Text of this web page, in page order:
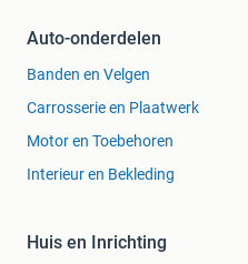
Auto-onderdelen
Banden en Velgen
Carrosserie en Plaatwerk
Motor en Toebehoren
Interieur en Bekleding
Huis en Inrichting